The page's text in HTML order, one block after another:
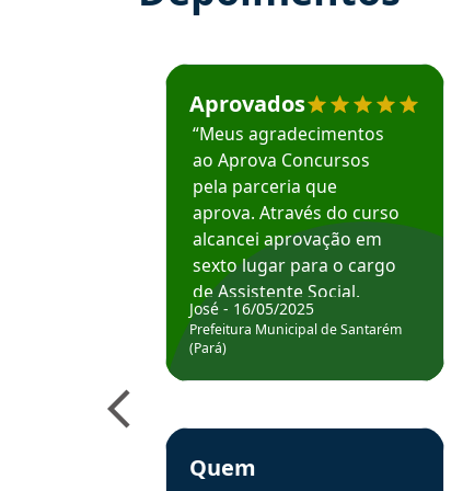
Estudante José recomenda o Aprova
Aprovados
“Meus agradecimentos
ao Aprova Concursos
pela parceria que
aprova. Através do curso
alcancei aprovação em
sexto lugar para o cargo
de Assistente Social.
Hoje estou atuando na
Prefeitura de Santarém.
José - 16/05/2025
Prefeitura Municipal de Santarém
(Pará)
Estudante Elais recomenda o Aprova
Quem